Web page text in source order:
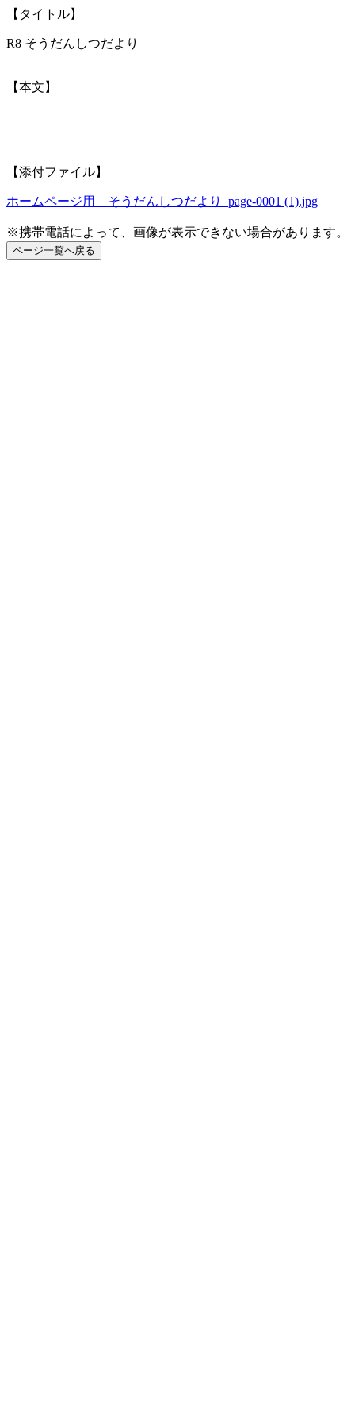
【タイトル】
R8 そうだんしつだより
【本文】
【添付ファイル】
ホームページ用 そうだんしつだより_page-0001 (1).jpg
※携帯電話によって、画像が表示できない場合があります。